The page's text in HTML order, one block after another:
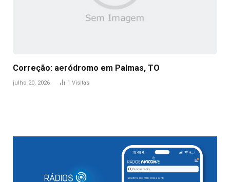
Correção: aeródromo em Palmas, TO
julho 20, 2026 1 Visitas